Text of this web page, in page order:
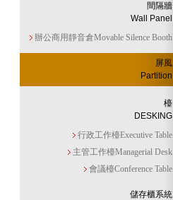
間隔牆
Wall Panel
辦公商用靜音倉Movable Silence Booth
屏風
Partition
檯
DESKING
行政工作檯Executive Table
主管工作檯Managerial Desk
會議檯Conference Table
儲存櫃系統